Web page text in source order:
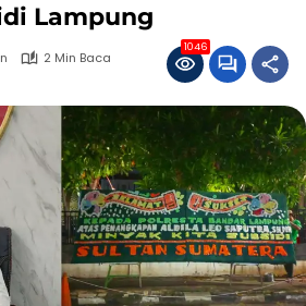
Lampung
2 Min Baca
1046